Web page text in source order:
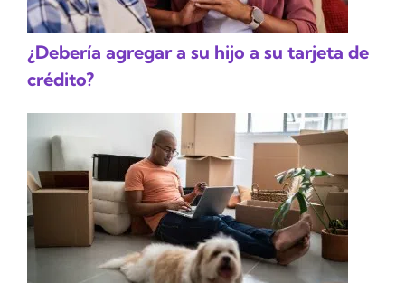
¿Debería agregar a su hijo a su tarjeta de
crédito?